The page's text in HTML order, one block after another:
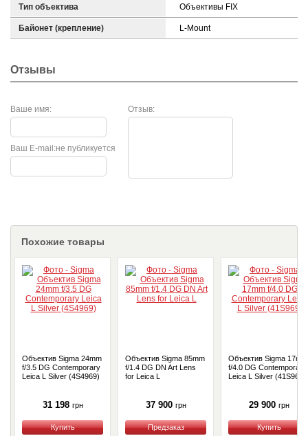
Тип объектива Объективы FIX
Байонет (крепление) L-Mount
Отзывы
Ваше имя: Отзыв:
не публикуется
Ваш E-mail:
Похожие товары
Объектив Sigma 24mm
f/3.5 DG Contemporary
Leica L Silver (4S4969)
31 198 грн
Купить
Объектив Sigma 85mm
f/1.4 DG DN Art Lens
for Leica L
37 900 грн
Объектив Sigma 17mm
f/4.0 DG Contemporary
Leica L Silver (41S969)
29 900 грн
Купить